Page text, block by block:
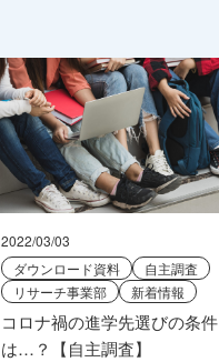
2022/03/03
ダウンロード資料
自主調査
リサーチ事業部
新着情報
コロナ禍の進学先選びの条件
は…？【自主調査】